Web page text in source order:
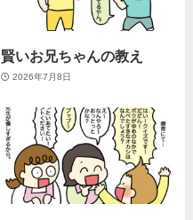
賢いお兄ちゃんの教え
2026年7月8日